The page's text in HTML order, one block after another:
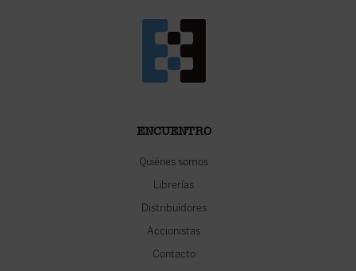
ENCUENTRO
Quiénes somos
Librerías
Distribuidores
Accionistas
Contacto